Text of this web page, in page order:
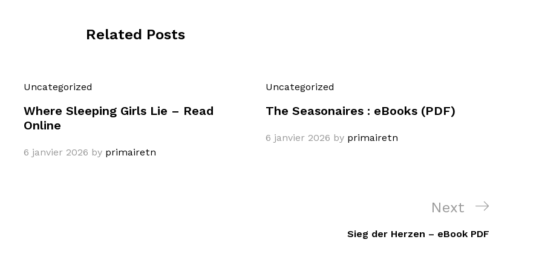
Related Posts
Uncategorized
Where Sleeping Girls Lie – Read
Online
6 janvier 2026 by primairetn
Uncategorized
The Seasonaires : eBooks (PDF)
6 janvier 2026 by primairetn
Next
Post
Next
Sieg der Herzen – eBook PDF